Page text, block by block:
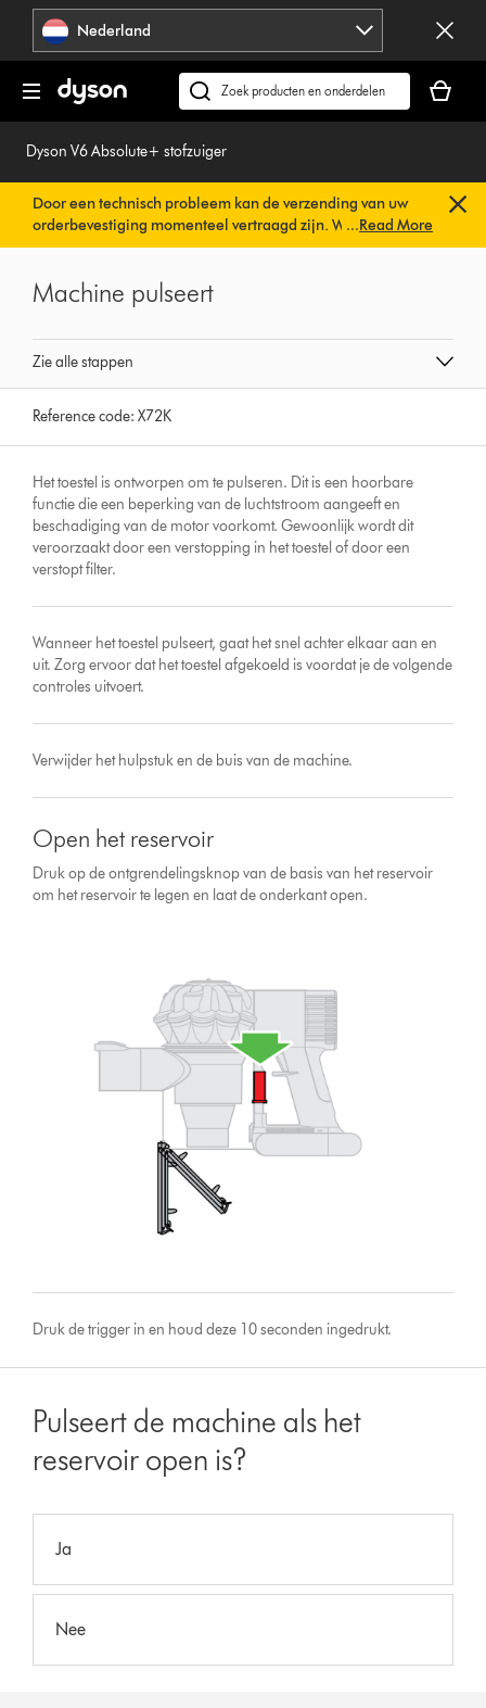
Navigatie
overslaan
Nederland
Zoek
op
dyson.nl
is
Dyson V6 Absolute+ stofzuiger
Door een technisch probleem kan de verzending van uw
orderbevestiging momenteel vertraagd zijn. We werken al
aan een snelle oplossing.U hoeft verder niets te doen. Uw
verzonden.
...Read More
Zie alle stappen
Machine pulseert
Reference code:X72K
Het toestel is ontworpen om te pulseren. Dit is een hoorbare
functie die een beperking van de luchtstroom aangeeft en
beschadiging van de motor voorkomt. Gewoonlijk wordt dit
veroorzaakt door een verstopping in het toestel of door een
verstopt filter.
Wanneer het toestel pulseert, gaat het snel achter elkaar aan en
uit. Zorg ervoor dat het toestel afgekoeld is voordat je de volgende
controles uitvoert.
Verwijder het hulpstuk en de buis van de machine.
Open het reservoir
Druk op de ontgrendelingsknop van de basis van het reservoir
om het reservoir te legen en laat de onderkant open.
Druk de trigger in en houd deze 10 seconden ingedrukt.
Pulseert de machine als het
reservoir open is?
Ja
Nee